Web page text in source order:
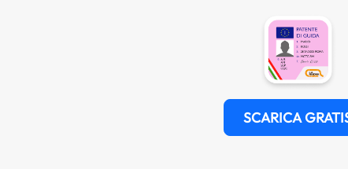
SCARICA